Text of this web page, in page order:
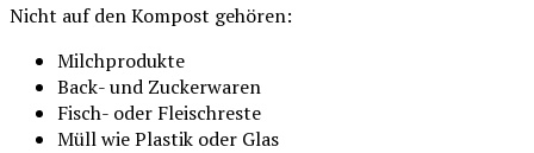
Nicht auf den Kompost gehören:
Milchprodukte
Back- und Zuckerwaren
Fisch- oder Fleischreste
Müll wie Plastik oder Glas